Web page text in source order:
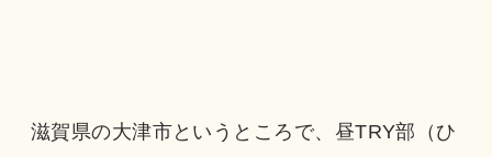
滋賀県の大津市というところで、昼TRY部（ひ